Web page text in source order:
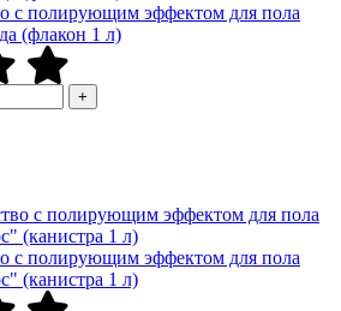
полирующим эффектом для пола
(флакон 1 л)
+
полирующим эффектом для пола
(канистра 1 л)